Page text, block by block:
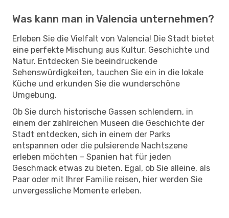
Was kann man in Valencia unternehmen?
Erleben Sie die Vielfalt von Valencia! Die Stadt bietet
eine perfekte Mischung aus Kultur, Geschichte und
Natur. Entdecken Sie beeindruckende
Sehenswürdigkeiten, tauchen Sie ein in die lokale
Küche und erkunden Sie die wunderschöne
Umgebung.
Ob Sie durch historische Gassen schlendern, in
einem der zahlreichen Museen die Geschichte der
Stadt entdecken, sich in einem der Parks
entspannen oder die pulsierende Nachtszene
erleben möchten – Spanien hat für jeden
Geschmack etwas zu bieten. Egal, ob Sie alleine, als
Paar oder mit Ihrer Familie reisen, hier werden Sie
unvergessliche Momente erleben.